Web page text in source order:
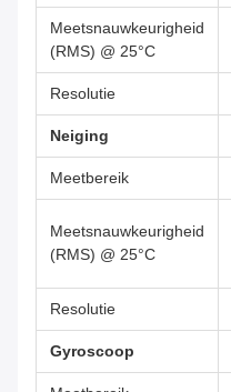
Meetsnauwkeurigheid
(RMS) @ 25°C
Resolutie
Neiging
Meetbereik
Meetsnauwkeurigheid
(RMS) @ 25°C
Resolutie
Gyroscoop